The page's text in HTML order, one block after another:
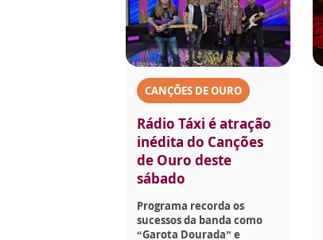
CANÇÕES DE OURO
Rádio Táxi é atração
inédita do Canções
de Ouro deste
sábado
Programa recorda os
sucessos da banda como
“Garota Dourada” e